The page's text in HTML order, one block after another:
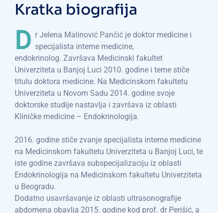
Kratka biografija
D r Jelena Malinović Pančić je doktor medicine i
specijalista interne medicine,
endokrinolog. Završava Medicinski fakultet
Univerziteta u Banjoj Luci 2010. godine i teme stiče
titulu doktora medicine. Na Medicinskom fakultetu
Univerziteta u Novom Sadu 2014. godine svoje
doktorske studije nastavlja i završava iz oblasti
Kliničke medicine – Endokrinologija.
2016. godine stiče zvanje specijalista interne medicine
na Medicinskom fakultetu Univerziteta u Banjoj Luci, te
iste godine završava subspecijalizaciju iz oblasti
Endokrinologija na Medicinskom fakultetu Univerziteta
u Beogradu.
Dodatno usavršavanje iz oblasti ultrasonografije
abdomena obavlja 2015. godine kod prof. dr Perišić, a